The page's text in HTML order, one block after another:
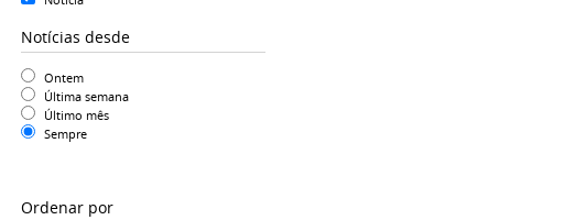
Notícias desde
Ontem
Última semana
Último mês
Sempre
Ordenar por